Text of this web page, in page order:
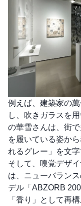
例えば、建築家の
し、吹きガラスを
の華雪さんは、街
を履いている姿か
れるグレー」を文字
そして、嗅覚デザ
は、ニューバラン
デル「ABZORB
「香り」として再